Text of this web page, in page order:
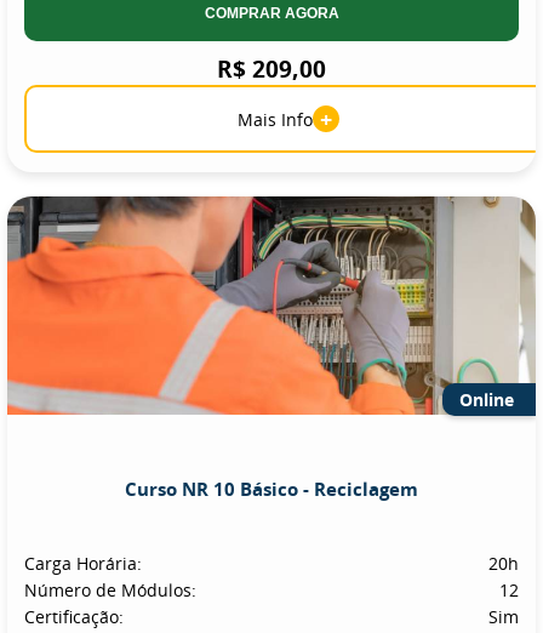
COMPRAR AGORA
R$ 209,00
Mais Info +
Online
Curso NR 10 Básico - Reciclagem
Carga Horária:
20h
Número de Módulos:
12
Certificação:
Sim